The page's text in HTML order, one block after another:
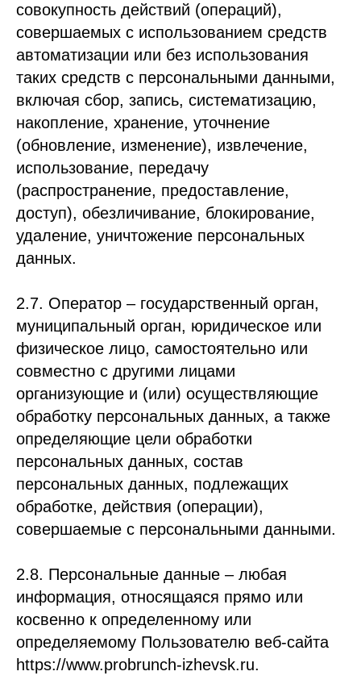
совокупность действий (операций),
совершаемых с использованием средств
автоматизации или без использования
таких средств с персональными данными,
включая сбор, запись, систематизацию,
накопление, хранение, уточнение
(обновление, изменение), извлечение,
использование, передачу
(распространение, предоставление,
доступ), обезличивание, блокирование,
удаление, уничтожение персональных
данных.
2.7. Оператор – государственный орган,
муниципальный орган, юридическое или
физическое лицо, самостоятельно или
совместно с другими лицами
организующие и (или) осуществляющие
обработку персональных данных, а также
определяющие цели обработки
персональных данных, состав
персональных данных, подлежащих
обработке, действия (операции),
совершаемые с персональными данными.
2.8. Персональные данные – любая
информация, относящаяся прямо или
косвенно к определенному или
определяемому Пользователю веб-сайта
https://www.probrunch-izhevsk.ru.